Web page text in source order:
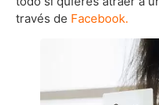
través de Facebook.